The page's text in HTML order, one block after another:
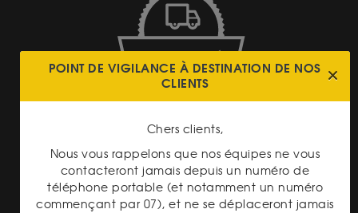
PAIEMENT SECURISÉ
POINT DE VIGILANCE À DESTINATION DE NOS
CLIENTS
Chers clients,
Nous vous rappelons que nos équipes ne vous
contacteront jamais depuis un numéro de
téléphone portable (et notamment un numéro
commençant par 07), et ne se déplaceront jamais